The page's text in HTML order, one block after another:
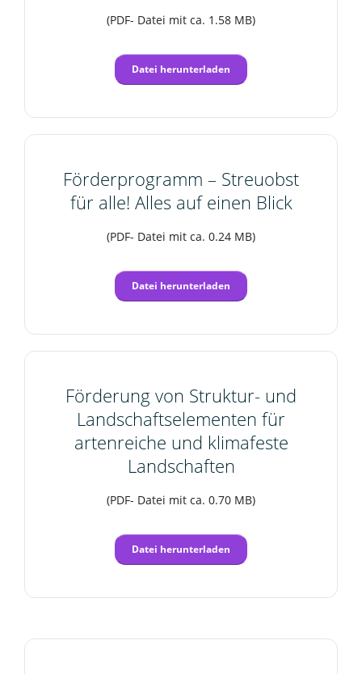
(PDF- Datei mit ca. 1.58 MB)
Datei herunterladen
Förderprogramm – Streuobst
für alle! Alles auf einen Blick
(PDF- Datei mit ca. 0.24 MB)
Datei herunterladen
Förderung von Struktur- und
Landschaftselementen für
artenreiche und klimafeste
Landschaften
(PDF- Datei mit ca. 0.70 MB)
Datei herunterladen